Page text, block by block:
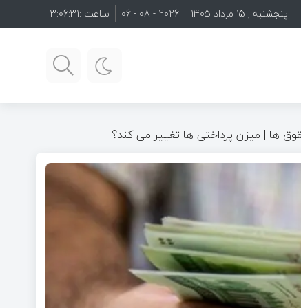
پنجشنبه , 15 مرداد 1405 2026 - 08 - 06 ساعت :3:06:33
ها | میزان پرداختی ها تغییر می کند؟